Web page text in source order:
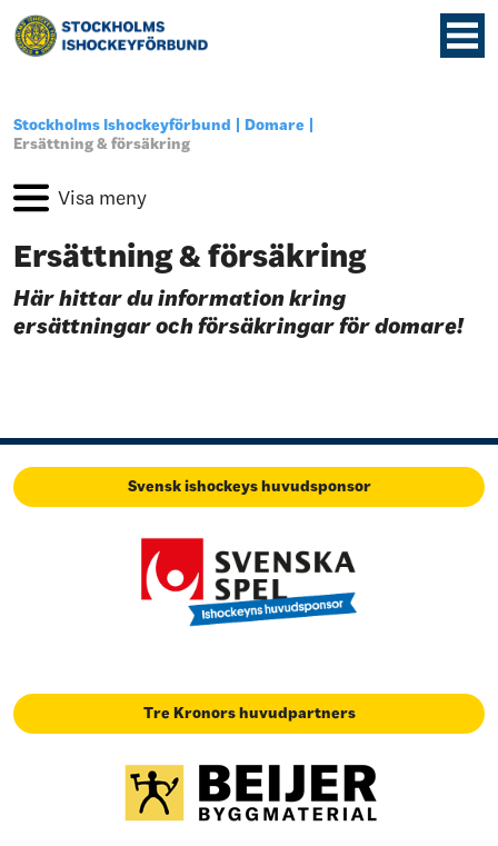
Stockholms Ishockeyförbund
Domare
Ersättning & försäkring
Ersättning & försäkring
Här hittar du information kring
ersättningar och försäkringar för domare!
Svensk ishockeys huvudsponsor
Tre Kronors huvudpartners